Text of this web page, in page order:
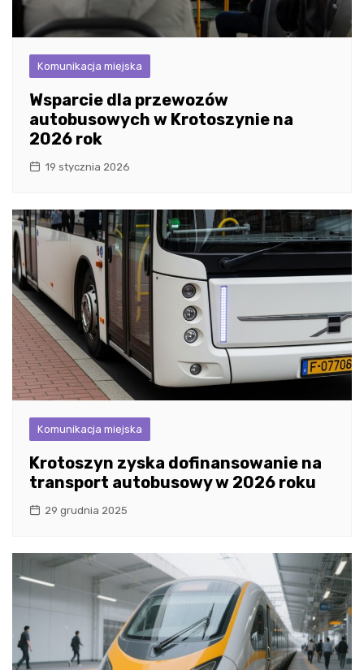
Komunikacja miejska
Wsparcie dla przewozów
autobusowych w Krotoszynie na
2026 rok
19 stycznia 2026
Komunikacja miejska
Krotoszyn zyska dofinansowanie na
transport autobusowy w 2026 roku
29 grudnia 2025